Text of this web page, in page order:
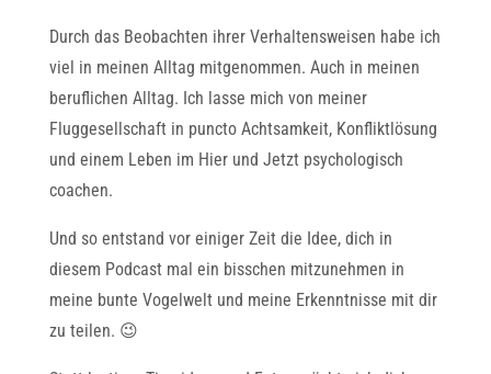
Durch das Beobachten ihrer Verhaltensweisen habe ich
viel in meinen Alltag mitgenommen. Auch in meinen
beruflichen Alltag. Ich lasse mich von meiner
Fluggesellschaft in puncto Achtsamkeit, Konfliktlösung
und einem Leben im Hier und Jetzt psychologisch
coachen.
Und so entstand vor einiger Zeit die Idee, dich in
diesem Podcast mal ein bisschen mitzunehmen in
meine bunte Vogelwelt und meine Erkenntnisse mit dir
zu teilen. 😉